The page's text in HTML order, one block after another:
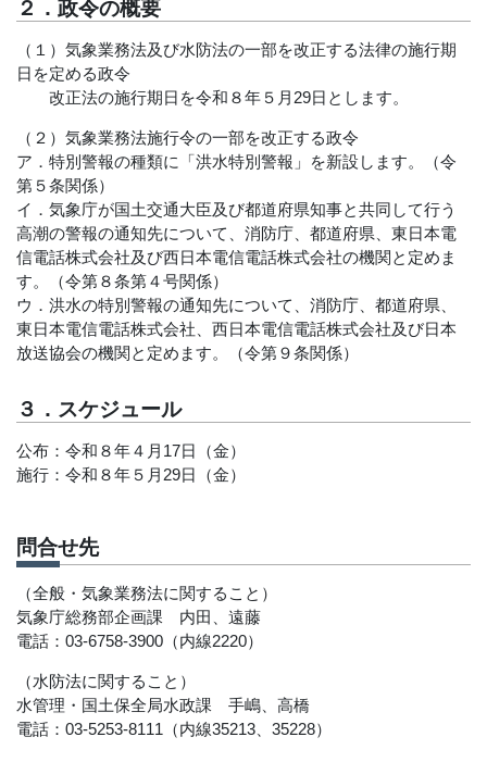
２．政令の概要
（１）気象業務法及び水防法の一部を改正する法律の施行期
日を定める政令
改正法の施行期日を令和８年５月29日とします。
（２）気象業務法施行令の一部を改正する政令
ア．特別警報の種類に「洪水特別警報」を新設します。（令
第５条関係）
イ．気象庁が国土交通大臣及び都道府県知事と共同して行う
高潮の警報の通知先について、消防庁、都道府県、東日本電
信電話株式会社及び西日本電信電話株式会社の機関と定めま
す。（令第８条第４号関係）
ウ．洪水の特別警報の通知先について、消防庁、都道府県、
東日本電信電話株式会社、西日本電信電話株式会社及び日本
放送協会の機関と定めます。（令第９条関係）
３．スケジュール
公布：令和８年４月17日（金）
施行：令和８年５月29日（金）
問合せ先
（全般・気象業務法に関すること）
気象庁総務部企画課 内田、遠藤
電話：03-6758-3900（内線2220）
（水防法に関すること）
水管理・国土保全局水政課 手嶋、高橋
電話：03-5253-8111（内線35213、35228）